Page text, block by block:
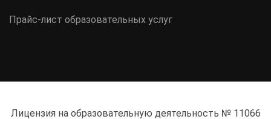
Прайс-лист образовательных услуг
Лицензия на образовательную деятельность № 11066